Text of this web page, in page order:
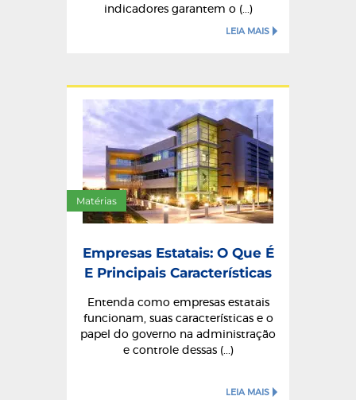
indicadores garantem o (...)
LEIA MAIS
Matérias
Empresas Estatais: O Que É
E Principais Características
Entenda como empresas estatais
funcionam, suas características e o
papel do governo na administração
e controle dessas (...)
LEIA MAIS